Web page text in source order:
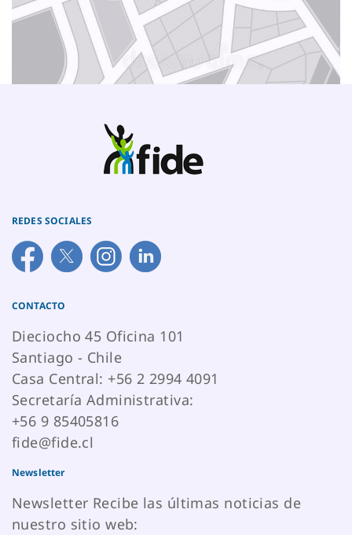
REDES SOCIALES
CONTACTO
Dieciocho 45 Oficina 101
Santiago - Chile
Casa Central: +56 2 2994 4091
Secretaría Administrativa:
+56 9 85405816
fide@fide.cl
Newsletter
Newsletter Recibe las últimas noticias de
nuestro sitio web: